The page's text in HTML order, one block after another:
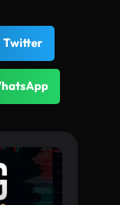
Twitter